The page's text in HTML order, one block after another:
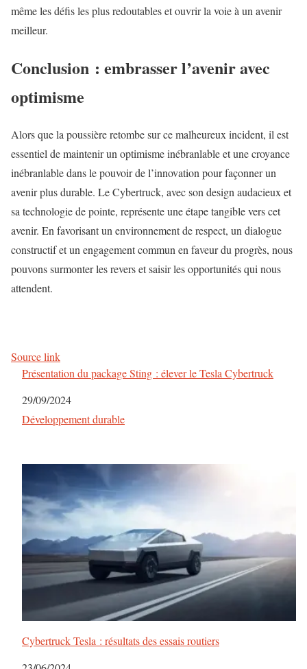
même les défis les plus redoutables et ouvrir la voie à un avenir
meilleur.
Conclusion : embrasser l’avenir avec
optimisme
Alors que la poussière retombe sur ce malheureux incident, il est
essentiel de maintenir un optimisme inébranlable et une croyance
inébranlable dans le pouvoir de l’innovation pour façonner un
avenir plus durable. Le Cybertruck, avec son design audacieux et
sa technologie de pointe, représente une étape tangible vers cet
avenir. En favorisant un environnement de respect, un dialogue
constructif et un engagement commun en faveur du progrès, nous
pouvons surmonter les revers et saisir les opportunités qui nous
attendent.
Source link
Présentation du package Sting : élever le Tesla Cybertruck
Date
29/09/2024
Par rapport à
Développement durable
Cybertruck Tesla : résultats des essais routiers